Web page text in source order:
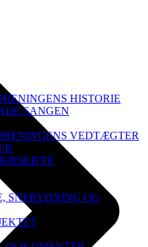
HISTORIE
SANGEN
VEDTÆGTER
SNERYDNING OG